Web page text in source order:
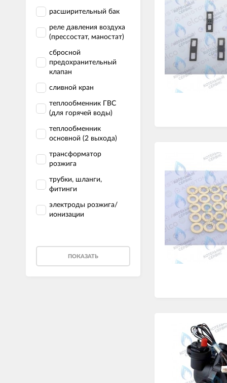
расширительный бак
реле давления воздуха
(прессостат, маностат)
сбросной
предохранительный
клапан
сливной кран
теплообменник ГВС
(для горячей воды)
теплообменник
основной (2 выхода)
трансформатор
розжига
трубки, шланги,
фитинги
электроды розжига/
ионизации
ПОКАЗАТЬ